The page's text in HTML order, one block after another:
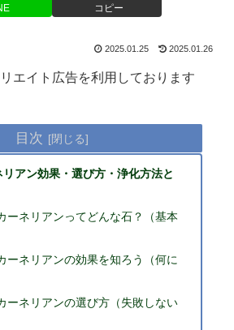
コピー
2025.01.25 2025.01.26
エイト広告を利用しております
目次
アン効果・選び方・浄化方法と
ーネリアンってどんな石？（基本
ーネリアンの効果を知ろう（何に
ーネリアンの選び方（失敗しない